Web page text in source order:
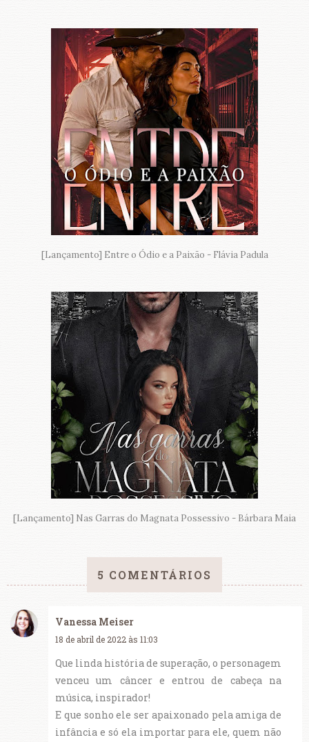
[Lançamento] Entre o Ódio e a Paixão - Flávia Padula
[Lançamento] Nas Garras do Magnata Possessivo - Bárbara Maia
5 COMENTÁRIOS
Vanessa Meiser
18 de abril de 2022 às 11:03
Que linda história de superação, o personagem
venceu um câncer e entrou de cabeça na
música, inspirador!
E que sonho ele ser apaixonado pela amiga de
infância e só ela importar para ele, quem não